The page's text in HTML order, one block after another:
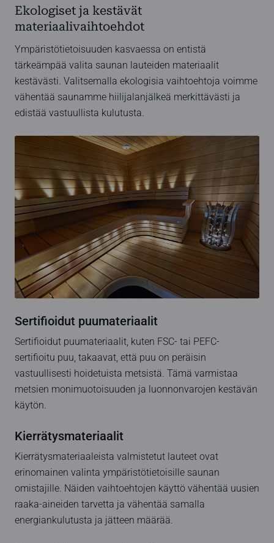
Ekologiset ja kestävät
materiaalivaihtoehdot
Ympäristötietoisuuden kasvaessa on entistä
tärkeämpää valita saunan lauteiden materiaalit
kestävästi. Valitsemalla ekologisia vaihtoehtoja voimme
vähentää saunamme hiilijalanjälkeä merkittävästi ja
edistää vastuullista kulutusta.
Sertifioidut puumateriaalit
Sertifioidut puumateriaalit, kuten FSC- tai PEFC-
sertifioitu puu, takaavat, että puu on peräisin
vastuullisesti hoidetuista metsistä. Tämä varmistaa
metsien monimuotoisuuden ja luonnonvarojen kestävän
käytön.
Kierrätysmateriaalit
Kierrätysmateriaaleista valmistetut lauteet ovat
erinomainen valinta ympäristötietoisille saunan
omistajille. Näiden vaihtoehtojen käyttö vähentää uusien
raaka-aineiden tarvetta ja vähentää samalla
energiankulutusta ja jätteen määrää.